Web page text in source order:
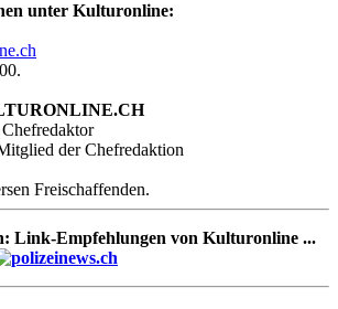
unter Kulturonline:
der Chefredaktion
Freischaffenden.
Link-Empfehlungen von Kulturonline ...